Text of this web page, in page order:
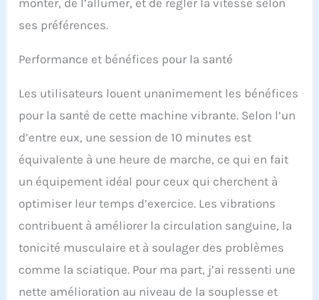
permettant un contrôle
Grande plateforme :
mesurant 69,5 cm de
plaque vibrante extra
large de cette machine
sûr et sécurisé pour un
positionnement
élégant et compact :
équipé de roues montées
transport facile, le design
compact mais efficace de
cette machine à
vibrations permet une
utilisation n'importe où,
ses préférences.
Performance et bénéfices pour la santé
Les utilisateurs louent unanimement les bénéfices
pour la santé de cette machine vibrante. Selon l’un
d’entre eux, une session de 10 minutes est
équivalente à une heure de marche, ce qui en fait
un équipement idéal pour ceux qui cherchent à
optimiser leur temps d’exercice. Les vibrations
contribuent à améliorer la circulation sanguine, la
tonicité musculaire et à soulager des problèmes
comme la sciatique. Pour ma part, j’ai ressenti une
nette amélioration au niveau de la souplesse et